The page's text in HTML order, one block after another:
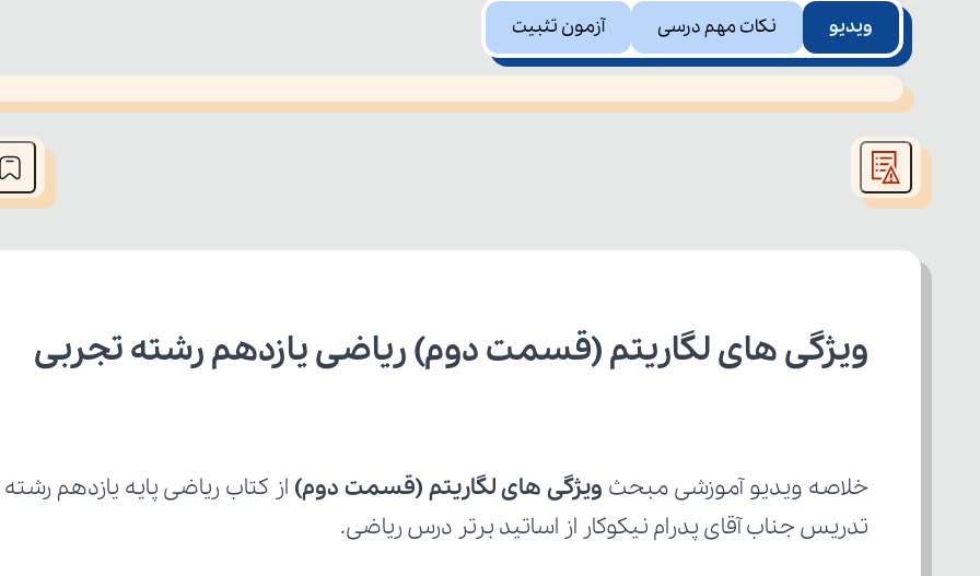
ویدیو نکات مهم درسی آزمون تثبیت
This
is
window.
ویژگی های لگاریتم (قسمت دوم) ریاضی یازدهم رشته تجربی
خلاصه ویدیو آموزشی مبحث ویژگی های لگاریتم (قسمت دوم)
تدریس جناب آقای پدرام نیکوکار از اساتید برتر درس ریاضی.